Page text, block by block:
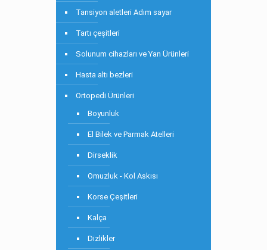
Tansiyon aletleri Adım sayar
Tartı çeşitleri
Solunum cihazları ve Yan Ürünleri
Hasta altı bezleri
Ortopedi Ürünleri
Boyunluk
El Bilek ve Parmak Atelleri
Dirseklik
Omuzluk - Kol Askısı
Korse Çeşitleri
Kalça
Dizlikler